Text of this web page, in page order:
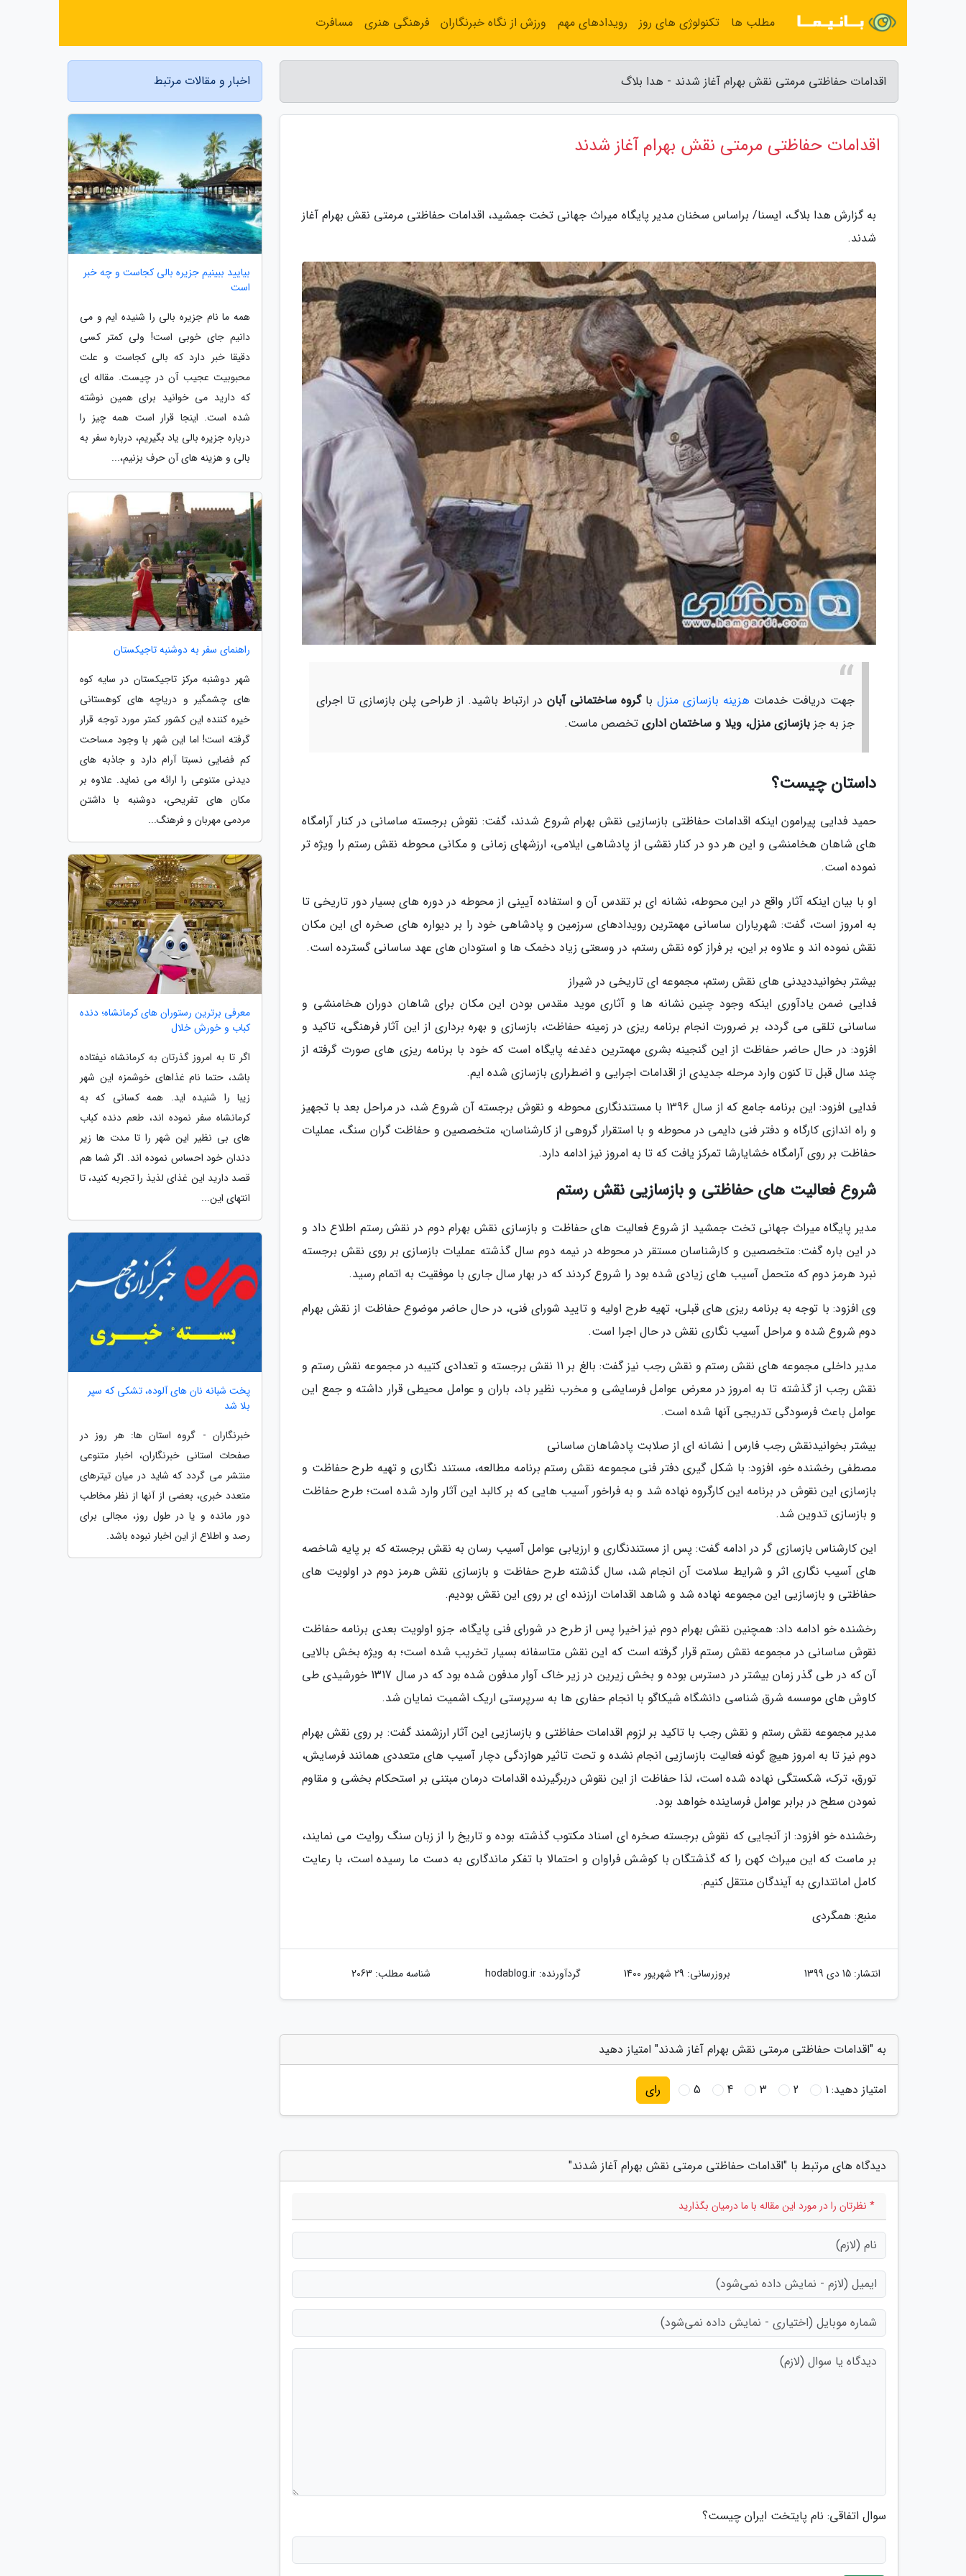
اقدامات حفاظتی مرمتی نقش بهرام آغاز شدند - هدا بلاگ
اقدامات حفاظتی مرمتی نقش بهرام آغاز شدند
به گزارش هدا بلاگ، ایسنا/ براساس سخنان مدیر پایگاه میراث جهانی تخت جمشید، اقدامات حفاظتی مرمتی نقش بهرام آغاز
شدند.
جهت دریافت خدمات هزینه بازسازی منزل باگروه ساختمانی آبان در ارتباط باشید. از طراحی پلن بازسازی تا اجرای
جز به جز بازسازی منزل، ویلا و ساختمان اداری تخصص ماست.
داستان چیست؟
حمید فدایی پیرامون اینکه اقدامات حفاظتی بازسازیی نقش بهرام شروع شدند، گفت: نقوش برجسته ساسانی در کنار آرامگاه
های شاهان هخامنشی و این هر دو در کنار نقشی از پادشاهی ایلامی، ارزشهای زمانی و مکانی محوطه نقش رستم را ویژه تر
نموده است.
او با بیان اینکه آثار واقع در این محوطه، نشانه ای بر تقدس آن و استفاده آیینی از محوطه در دوره های بسیار دور تاریخی تا
به امروز است، گفت: شهریاران ساسانی مهمترین رویدادهای سرزمین و پادشاهی خود را بر دیواره های صخره ای این مکان
نقش نموده اند و علاوه بر این، بر فراز کوه نقش رستم، در وسعتی زیاد دخمک ها و استودان های عهد ساسانی گسترده است.
بیشتر بخوانیددیدنی های نقش رستم، مجموعه ای تاریخی در شیراز
فدایی ضمن یادآوری اینکه وجود چنین نشانه ها و آثاری موید مقدس بودن این مکان برای شاهان دوران هخامنشی و
ساسانی تلقی می گردد، بر ضرورت انجام برنامه ریزی در زمینه حفاظت، بازسازی و بهره برداری از این آثار فرهنگی، تاکید و
افزود: در حال حاضر حفاظت از این گنجینه بشری مهمترین دغدغه پایگاه است که خود با برنامه ریزی های صورت گرفته از
چند سال قبل تا کنون وارد مرحله جدیدی از اقدامات اجرایی و اضطراری بازسازی شده ایم.
فدایی افزود: این برنامه جامع که از سال 1396 با مستندنگاری محوطه و نقوش برجسته آن شروع شد، در مراحل بعد با تجهیز
و راه اندازی کارگاه و دفتر فنی دایمی در محوطه و با استقرار گروهی از کارشناسان، متخصصین و حفاظت گران سنگ، عملیات
حفاظت بر روی آرامگاه خشایارشا تمرکز یافت که تا به امروز نیز ادامه دارد.
شروع فعالیت های حفاظتی و بازسازیی نقش رستم
مدیر پایگاه میراث جهانی تخت جمشید از شروع فعالیت های حفاظت و بازسازی نقش بهرام دوم در نقش رستم اطلاع داد و
در این باره گفت: متخصصین و کارشناسان مستقر در محوطه در نیمه دوم سال گذشته عملیات بازسازی بر روی نقش برجسته
نبرد هرمز دوم که متحمل آسیب های زیادی شده بود را شروع کردند که در بهار سال جاری با موفقیت به اتمام رسید.
وی افزود: با توجه به برنامه ریزی های قبلی، تهیه طرح اولیه و تایید شورای فنی، در حال حاضر موضوع حفاظت از نقش بهرام
دوم شروع شده و مراحل آسیب نگاری نقش در حال اجرا است.
مدیر داخلی مجموعه های نقش رستم و نقش رجب نیز گفت: بالغ بر 11 نقش برجسته و تعدادی کتیبه در مجموعه نقش رستم و
نقش رجب از گذشته تا به امروز در معرض عوامل فرسایشی و مخرب نظیر باد، باران و عوامل محیطی قرار داشته و جمع این
عوامل باعث فرسودگی تدریجی آنها شده است.
بیشتر بخوانیدنقش رجب فارس | نشانه ای از صلابت پادشاهان ساسانی
مصطفی رخشنده خو، افزود: با شکل گیری دفتر فنی مجموعه نقش رستم برنامه مطالعه، مستند نگاری و تهیه طرح حفاظت و
بازسازی این نقوش در برنامه این کارگروه نهاده شد و به فراخور آسیب هایی که بر کالبد این آثار وارد شده است؛ طرح حفاظت
و بازسازی تدوین شد.
این کارشناس بازسازی گر در ادامه گفت: پس از مستندنگاری و ارزیابی عوامل آسیب رسان به نقش برجسته که بر پایه شاخصه
های آسیب نگاری اثر و شرایط سلامت آن انجام شد، سال گذشته طرح حفاظت و بازسازی نقش هرمز دوم در اولویت های
حفاظتی و بازسازیی این مجموعه نهاده شد و شاهد اقدامات ارزنده ای بر روی این نقش بودیم.
رخشنده خو ادامه داد: همچنین نقش بهرام دوم نیز اخیرا پس از طرح در شورای فنی پایگاه، جزو اولویت بعدی برنامه حفاظت
نقوش ساسانی در مجموعه نقش رستم قرار گرفته است که این نقش متاسفانه بسیار تخریب شده است؛ به ویژه بخش بالایی
آن که در طی گذر زمان بیشتر در دسترس بوده و بخش زیرین در زیر خاک آوار مدفون شده بود که در سال 1317 خورشیدی طی
کاوش های موسسه شرق شناسی دانشگاه شیکاگو با انجام حفاری ها به سرپرستی اریک اشمیت نمایان شد.
مدیر مجموعه نقش رستم و نقش رجب با تاکید بر لزوم اقدامات حفاظتی و بازسازیی این آثار ارزشمند گفت: بر روی نقش بهرام
دوم نیز تا به امروز هیچ گونه فعالیت بازسازیی انجام نشده و تحت تاثیر هوازدگی دچار آسیب های متعددی همانند فرسایش،
تورق، ترک، شکستگی نهاده شده است، لذا حفاظت از این نقوش دربرگیرنده اقدامات درمان مبتنی بر استحکام بخشی و مقاوم
نمودن سطح در برابر عوامل فرساینده خواهد بود.
رخشنده خو افزود: از آنجایی که نقوش برجسته صخره ای اسناد مکتوب گذشته بوده و تاریخ را از زبان سنگ روایت می نمایند،
بر ماست که این میراث کهن را که گذشتگان با کوشش فراوان و احتمالا با تفکر ماندگاری به دست ما رسیده است، با رعایت
کامل امانتداری به آیندگان منتقل کنیم.
منبع: همگردی
انتشار: 15 دی 1399 بروزرسانی: 29 شهریور 1400 گردآورنده:hodablog.ir شناسه مطلب: 2063
به "اقدامات حفاظتی مرمتی نقش بهرام آغاز شدند" امتیاز دهید
امتیاز دهید:1
2
3
4
5 رای
دیدگاه های مرتبط با "اقدامات حفاظتی مرمتی نقش بهرام آغاز شدند"
* نظرتان را در مورد این مقاله با ما درمیان بگذارید
سوال اتفاقی: نام پایتخت ایران چیست؟
اخبار و مقالات مرتبط
بیایید ببینیم جزیره بالی کجاست و چه خبر
است
همه ما نام جزیره بالی را شنیده ایم و می
دانیم جای خوبی است! ولی کمتر کسی
دقیقا خبر دارد که بالی کجاست و علت
محبوبیت عجیب آن در چیست. مقاله ای
که دارید می خوانید برای همین نوشته
شده است. اینجا قرار است همه چیز را
درباره جزیره بالی یاد بگیریم، درباره سفر به
بالی و هزینه های آن حرف بزنیم،...
راهنمای سفر به دوشنبه تاجیکستان
شهر دوشنبه مرکز تاجیکستان در سایه کوه
های چشمگیر و دریاچه های کوهستانی
خیره کننده این کشور کمتر مورد توجه قرار
گرفته است! اما این شهر با وجود مساحت
کم فضایی نسبتا آرام دارد و جاذبه های
دیدنی متنوعی را ارائه می نماید. علاوه بر
مکان های تفریحی، دوشنبه با داشتن
مردمی مهربان و فرهنگ...
معرفی برترین رستوران های کرمانشاه؛ دنده
کباب و خورش خلال
اگر تا به امروز گذرتان به کرمانشاه نیفتاده
باشد، حتما نام غذاهای خوشمزه این شهر
زیبا را شنیده اید. همه کسانی که به
کرمانشاه سفر نموده اند، طعم دنده کباب
های بی نظیر این شهر را تا مدت ها زیر
دندان خود احساس نموده اند. اگر شما هم
قصد دارید این غذای لذیذ را تجربه کنید، تا
انتهای این...
پخت شبانه نان های آلوده، تشکی که سپر
بلا شد
خبرنگاران - گروه استان ها: هر روز در
صفحات استانی خبرنگاران، اخبار متنوعی
منتشر می گردد که شاید در میان تیترهای
متعدد خبری، بعضی از آنها از نظر مخاطب
دور مانده و یا در طول روز، مجالی برای
رصد و اطلاع از این اخبار نبوده باشد.
مطلب ها تکنولوژی های روز رویدادهای مهم ورزش از نگاه خبرنگاران فرهنگی هنری مسافرت